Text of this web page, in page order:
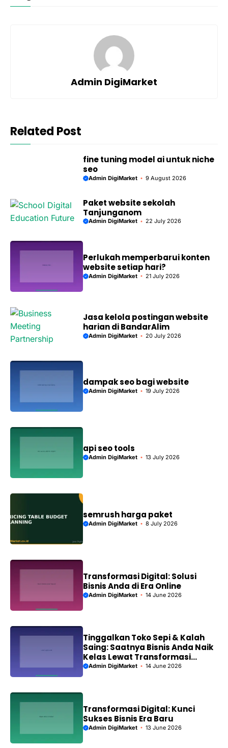
Admin DigiMarket
Related Post
fine tuning model ai untuk niche
seo
Admin DigiMarket 9 August 2026
Paket website sekolah
Tanjunganom
Admin DigiMarket 22 July 2026
Perlukah memperbarui konten
website setiap hari?
Admin DigiMarket 21 July 2026
Jasa kelola postingan website
harian di BandarAlim
Admin DigiMarket 20 July 2026
dampak seo bagi website
Admin DigiMarket 19 July 2026
api seo tools
Admin DigiMarket 13 July 2026
semrush harga paket
Admin DigiMarket 8 July 2026
Transformasi Digital: Solusi
Bisnis Anda di Era Online
Admin DigiMarket 14 June 2026
Tinggalkan Toko Sepi & Kalah
Saing: Saatnya Bisnis Anda Naik
Kelas Lewat Transformasi
Digital!
Admin DigiMarket 14 June 2026
Transformasi Digital: Kunci
Sukses Bisnis Era Baru
Admin DigiMarket 13 June 2026